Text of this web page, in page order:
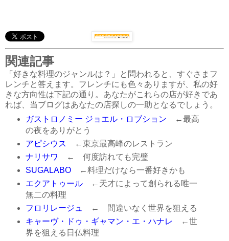
関連記事
「好きな料理のジャンルは？」と問われると、すぐさまフ
レンチと答えます。フレンチにも色々ありますが、私の好
きな方向性は下記の通り。あなたがこれらの店が好きであ
れば、当ブログはあなたの店探しの一助となるでしょう。
ガストロノミー ジョエル・ロブション ←最高
の夜をありがとう
アピシウス ←東京最高峰のレストラン
ナリサワ ← 何度訪れても完璧
SUGALABO←料理だけなら一番好きかも
エクアトゥール←天才によって創られる唯一
無二の料理
フロリレージュ
← 間違いなく世界を狙える
キャーヴ・ドゥ・ギャマン・エ・ハナレ ←世
界を狙える日仏料理